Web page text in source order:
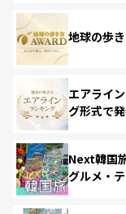
地球の歩
エアライ
グ形式で
Next韓国
グルメ・